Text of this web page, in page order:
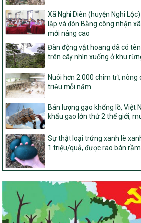
giai đoạn 2021-2025 được kéo dài sang
827/QĐ-BNNMT
Quyết định Ban hành Kế hoạch triển khai
mục tiêu quốc gia xây dựng nông
vững và phát triển kinh tế – xã hội vùng
số và miền núi giai đoạn 2026-2035,
đến năm 2030
14/2026/TT-BNNMT
Hướng dẫn thực hiện một số nội dung
tiêu chí quốc gia về nông thôn mới giai
phạm vi quản lý nhà nước của Bộ Nông
417/QĐ-BNNMT
Phê duyệt Chương trình mục tiêu quốc
mới, giảm nghèo bền vững và phát
đồng bào dân tộc thiểu số và miền núi
đoạn I: Từ năm 2026 đến năm 2030
Nghị quyết số 08/2026/NQ-HĐND
Quy định nguyên tắc, tiêu chí, định mức
ương thực hiện Chương trình mục tiêu
thôn mới, giảm nghèo bền vững và
Xã Nghi Diên (huyện Nghi
lập và đón Bằng công nhận
mới nâng cao
Đàn động vật hoang dã có
trên cây nhìn xuống ở khu
Nuôi hơn 2.000 chim trĩ, nông
triệu mỗi năm
Bán lượng gạo khổng lồ, Việt
khẩu gạo lớn thứ 2 thế giới,
Sự thật loại trứng xanh lè
1 triệu/quả, được rao bán